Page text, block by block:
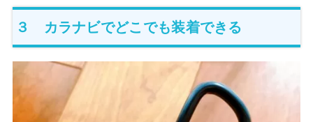
３ カラナビでどこでも装着できる